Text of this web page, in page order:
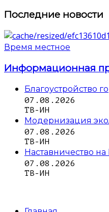
Последние новости
Время местное
Информационная
Благоустройство
07.08.2026
ТВ-ИН
Модернизация
07.08.2026
ТВ-ИН
Наставничество
07.08.2026
ТВ-ИН